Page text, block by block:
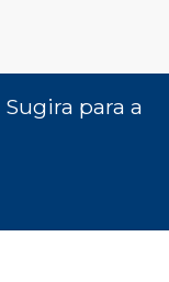
Sugira para a